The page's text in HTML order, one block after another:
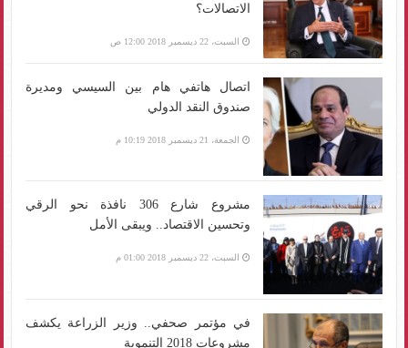
الاتصالات؟
السبت، 22 ديسمبر 2018 12:00 ص
اتصال هاتفي هام بين السيسي ومديرة
صندوق النقد الدولي
الجمعة، 21 ديسمبر 2018 10:19 م
مشروع شارع 306 نافذة نحو الرقي
وتحسين الاقتصاد.. ويبقى الأمل
السبت، 22 ديسمبر 2018 01:00 م
في مؤتمر صحفي.. وزير الزراعة يكشف
مشروعات 2018 التنموية